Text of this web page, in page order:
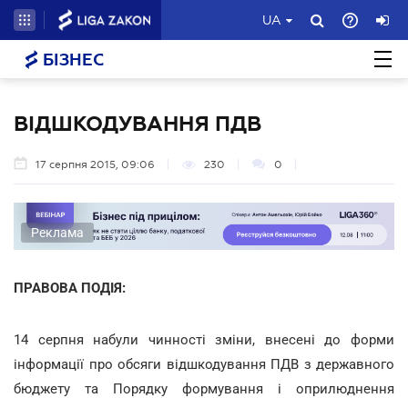
UA
БІЗНЕС
ВІДШКОДУВАННЯ ПДВ
17 серпня 2015, 09:06 230 0
Реклама
ПРАВОВА ПОДІЯ:
14 серпня набули чинності зміни, внесені до форми
інформації про обсяги відшкодування ПДВ з державного
бюджету та Порядку формування і оприлюднення